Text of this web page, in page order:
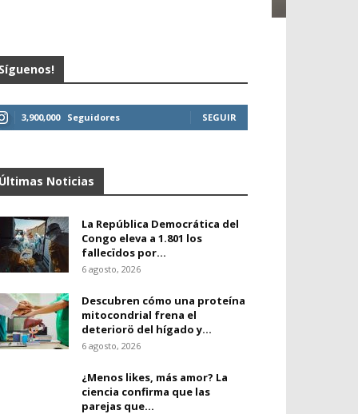
3,900,000 Seguidores SEGUIR
Noticias
La República Democrática del
Congo eleva a 1.801 los
fallecïdos por...
6 agosto, 2026
Descubren cómo una proteína
mitocondrial frena el
deteriorö del hígado y...
6 agosto, 2026
¿Menos likes, más amor? La
ciencia confirma que las
parejas que...